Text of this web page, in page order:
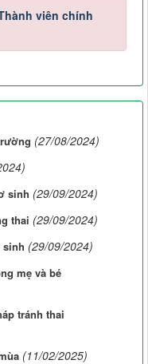
viên chính
(27/08/2024)
sinh (29/09/2024)
thai (29/09/2024)
sinh (29/09/2024)
mẹ và bé
tránh thai
(11/02/2025)